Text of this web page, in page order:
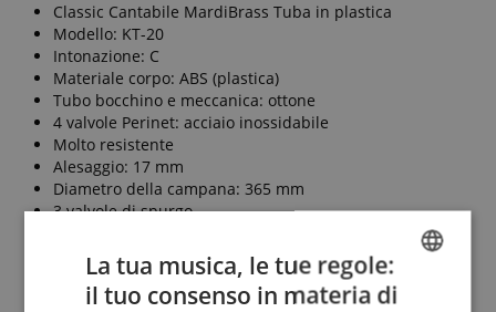
Classic Cantabile MardiBrass Tuba in plastica
Modello: KT-20
Intonazione: C
Materiale corpo: ABS (plastica)
Tubo bocchino e meccanica: ottone
4 valvole Perinet: acciaio inossidabile
Molto resistente
Alesaggio: 17 mm
Diametro della campana: 365 mm
3 valvole di spurgo
Peso tuba: 4,2 kg
Altezza: 84 cm
Colore: Nero opaco
ENGLISH
La tua musica, le tue regole:
il tuo consenso in materia di